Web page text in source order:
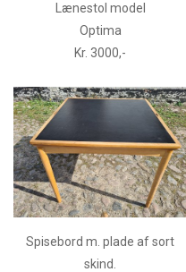
Lænestol model
Optima
Kr. 3000,-
Spisebord m. plade af sort
skind.